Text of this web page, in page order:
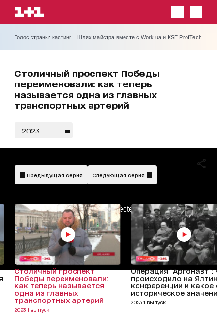
Голос страны: кастинг Шлях майстра вместе с Work.ua и KSE ProfTech
Столичный проспект Победы
переименовали: как теперь
называется одна из главных
транспортных артерий
2023
AdBlockDetected!
Предыдущая серия Следующая серия
Столичный проспект
Победы переименовали:
как теперь называется
одна из главных
транспортных артерий
2023 1 выпуск
Операция "Аргонавт":
происходило на
конференции и какое
историческое
2023 1 выпуск